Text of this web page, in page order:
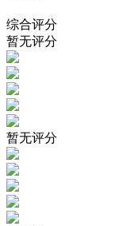
综合评分
暂无评分
暂无评分